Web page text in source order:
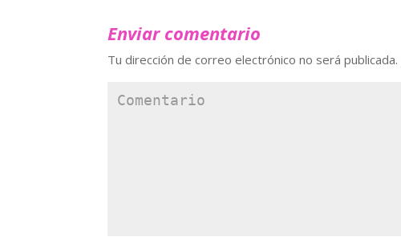
Enviar comentario
Tu dirección de correo electrónico no será publicada.